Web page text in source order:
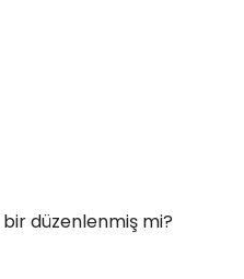
düzenlenmiş mi?